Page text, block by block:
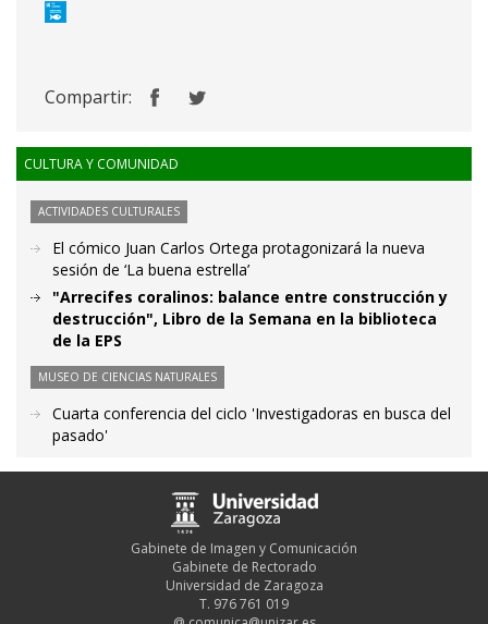
Compartir:
CULTURA Y COMUNIDAD
ACTIVIDADES CULTURALES
El cómico Juan Carlos Ortega protagonizará la nueva
sesión de ‘La buena estrella’
"Arrecifes coralinos: balance entre construcción y
destrucción", Libro de la Semana en la biblioteca
de la EPS
MUSEO DE CIENCIAS NATURALES
Cuarta conferencia del ciclo 'Investigadoras en busca del
pasado'
Gabinete de Imagen y Comunicación
Gabinete de Rectorado
Universidad de Zaragoza
T. 976 761 019